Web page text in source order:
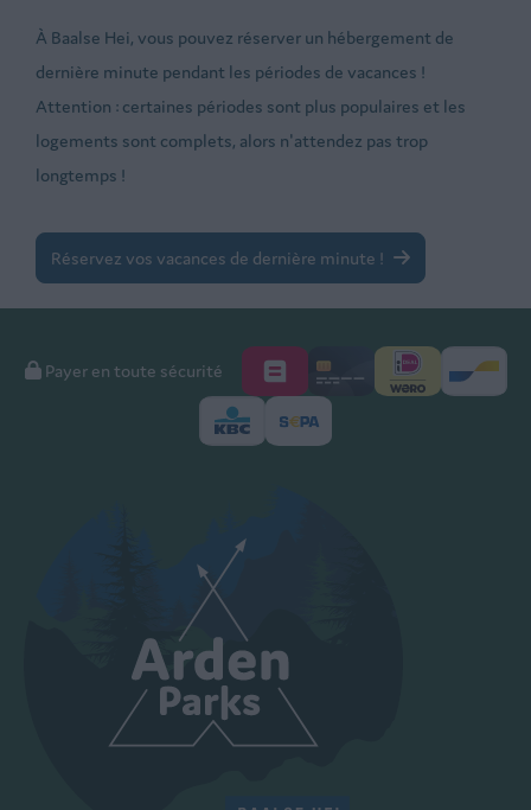
À Baalse Hei, vous pouvez réserver un hébergement de
dernière minute pendant les périodes de vacances !
Attention : certaines périodes sont plus populaires et les
logements sont complets, alors n'attendez pas trop
longtemps !
Réservez vos vacances de dernière minute !
Payer en toute sécurité